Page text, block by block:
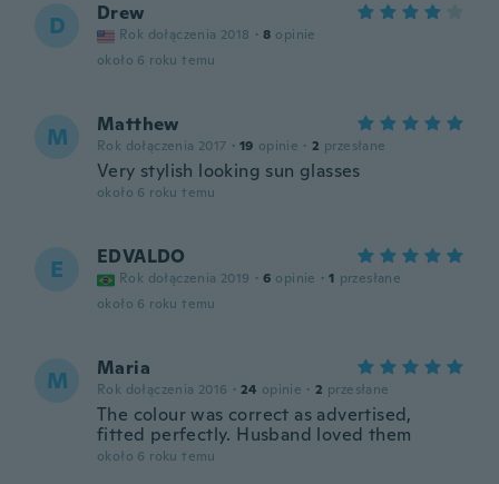
D Drew
Rok dołączenia 2018 · 8 opinie
około 6 roku temu
M Matthew
Rok dołączenia 2017 · 19 opinie · 2 przesłane
Very stylish looking sun glasses
około 6 roku temu
E EDVALDO
Rok dołączenia 2019 · 6 opinie · 1 przesłane
około 6 roku temu
M Maria
Rok dołączenia 2016 · 24 opinie · 2 przesłane
The colour was correct as advertised,
fitted perfectly. Husband loved them
około 6 roku temu